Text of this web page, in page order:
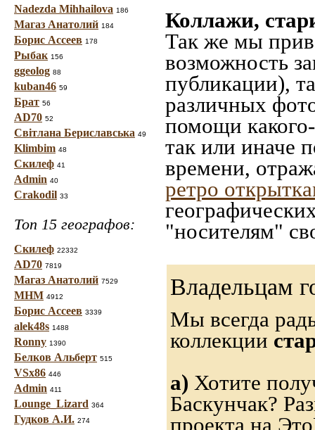
Nadezda Mihhailova 186
Магаз Анатолий 184
Борис Ассеев 178
Рыбак 156
ggeolog 88
kuban46 59
Брат 56
AD70 52
Світлана Бериславська 49
Klimbim 48
Скилеф 41
Admin 40
Crakodil 33
Топ 15 географов:
Скилеф 22332
AD70 7819
Магаз Анатолий 7529
МНМ 4912
Борис Ассеев 3339
alek48s 1488
Ronny 1390
Белков Альберт 515
VSx86 446
Admin 411
Lounge_Lizard 364
Гудков А.И. 274
Коллажи,
Так же мы
возможность
публикации),
различных
помощи
так или иначе
времени,
ретро
"носителям"
Владельцам
Мы всегда
коллекции
а) Хотите
Баскунчак?
проекта на